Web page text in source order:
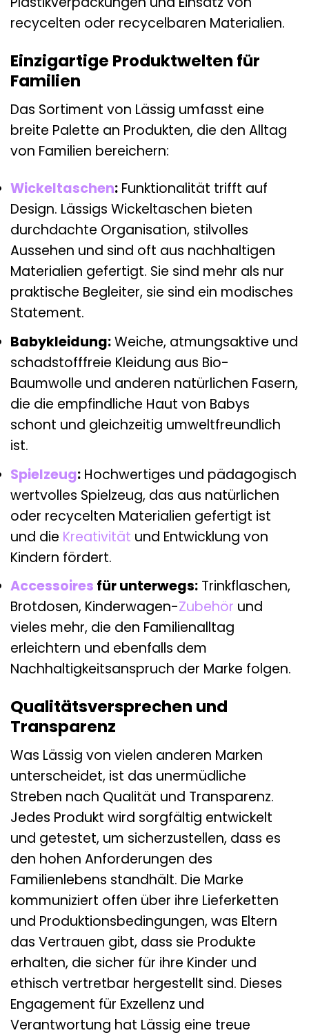
recycelten oder recycelbaren Materialien.
Einzigartige Produktwelten für
Familien
Das Sortiment von Lässig umfasst eine
breite Palette an Produkten, die den Alltag
von Familien bereichern:
Wickeltaschen: Funktionalität trifft auf
Design. Lässigs Wickeltaschen bieten
durchdachte Organisation, stilvolles
Aussehen und sind oft aus nachhaltigen
Materialien gefertigt. Sie sind mehr als nur
praktische Begleiter, sie sind ein modisches
Statement.
Babykleidung:Weiche, atmungsaktive und
schadstofffreie Kleidung aus Bio-
Baumwolle und anderen natürlichen Fasern,
die die empfindliche Haut von Babys
schont und gleichzeitig umweltfreundlich
ist.
Spielzeug: Hochwertiges und pädagogisch
wertvolles Spielzeug, das aus natürlichen
oder recycelten Materialien gefertigt ist
und die Kreativität und Entwicklung von
Kindern fördert.
Accessoires für unterwegs: Trinkflaschen,
Brotdosen, Kinderwagen-Zubehör und
vieles mehr, die den Familienalltag
erleichtern und ebenfalls dem
Nachhaltigkeitsanspruch der Marke folgen.
Qualitätsversprechen und
Transparenz
Was Lässig von vielen anderen Marken
unterscheidet, ist das unermüdliche
Streben nach Qualität und Transparenz.
Jedes Produkt wird sorgfältig entwickelt
und getestet, um sicherzustellen, dass es
den hohen Anforderungen des
Familienlebens standhält. Die Marke
kommuniziert offen über ihre Lieferketten
und Produktionsbedingungen, was Eltern
das Vertrauen gibt, dass sie Produkte
erhalten, die sicher für ihre Kinder und
ethisch vertretbar hergestellt sind. Dieses
Engagement für Exzellenz und
Verantwortung hat Lässig eine treue